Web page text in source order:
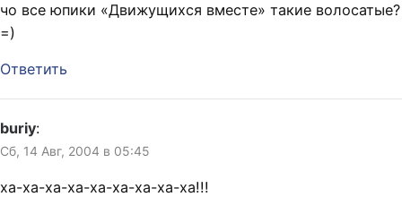
чо все юпики «Движущихся вместе» такие волосатые?
=)
Ответить
buriy:
Сб, 14 Авг, 2004 в 05:45
ха-ха-ха-ха-ха-ха-ха-ха-ха!!!